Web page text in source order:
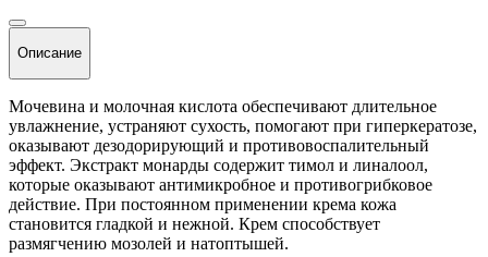
Описание
Мочевина и молочная кислота обеспечивают длительное
увлажнение, устраняют сухость, помогают при гиперкератозе,
оказывают дезодорирующий и противовоспалительный
эффект. Экстракт монарды содержит тимол и линалоол,
которые оказывают антимикробное и противогрибковое
действие. При постоянном применении крема кожа
становится гладкой и нежной. Крем способствует
размягчению мозолей и натоптышей.